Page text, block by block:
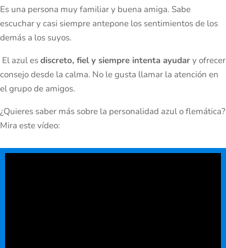
Es una persona muy familiar y buena amiga. Sabe
escuchar y casi siempre antepone los sentimientos de los
demás a los suyos.
El azul esdiscreto, fiel y siempre intenta ayudary ofrecer
consejo desde la calma. No le gusta llamar la atención en
el grupo de amigos.
¿Quieres saber más sobre la personalidad azul o flemática?
Mira este vídeo: